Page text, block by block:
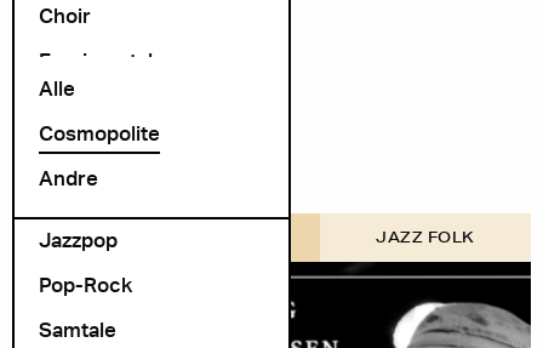
Choir
Exprimental
Folk Rock
folk-pop
Foredrag
Jazzpop
Pop-Rock
Samtale
Arrangør
Alle
Cosmopolite
Andre
COSMOPOLITE SCENE JAZZ FOLK